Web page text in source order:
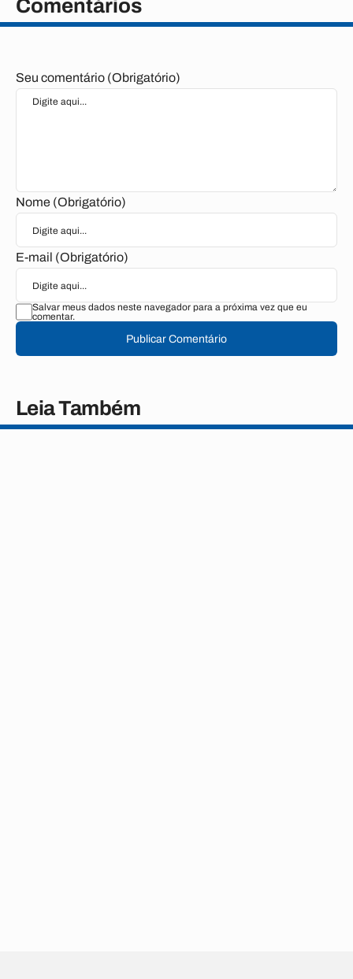
Comentários
Seu comentário (Obrigatório)
Nome (Obrigatório)
E-mail (Obrigatório)
Salvar meus dados neste navegador para a próxima vez que eu
comentar.
Publicar Comentário
Leia Também